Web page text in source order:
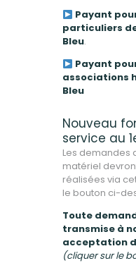
Payant
particuliers
Bleu.
Payant
associations
Bleu
Nouveau
service au
Les demandes
matériel
réalisées via
le bouton ci-
Toute
transmise à
acceptation
(cliquer sur le